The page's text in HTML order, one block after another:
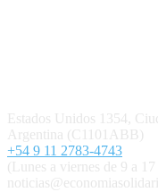
Estados Unidos 1354,
Argentina (C1101ABB)
+54 9 11 2783-4743
(Lunes a viernes de 9 a 17